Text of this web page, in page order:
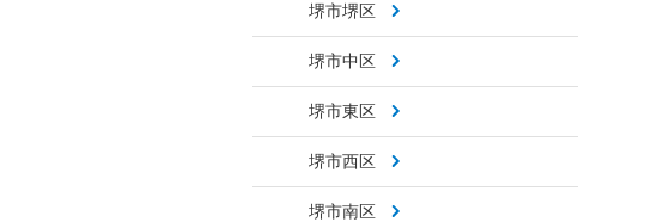
堺市堺区
堺市中区
堺市東区
堺市西区
堺市南区